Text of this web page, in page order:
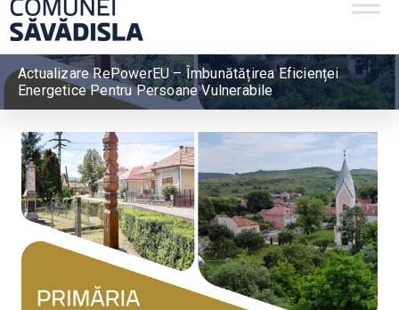
Actualizare RePowerEU – Îmbunătățirea Eficienței
Energetice Pentru Persoane Vulnerabile